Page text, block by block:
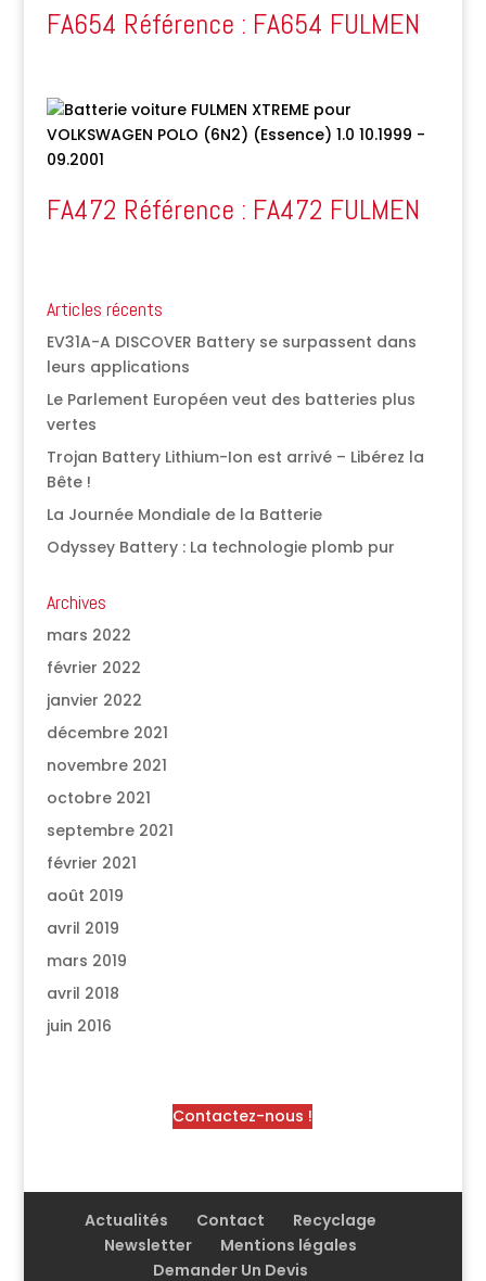
FA654 Référence : FA654 FULMEN
FA472 Référence : FA472 FULMEN
Articles récents
EV31A-A DISCOVER Battery se surpassent dans
leurs applications
Le Parlement Européen veut des batteries plus
vertes
Trojan Battery Lithium-Ion est arrivé – Libérez la
Bête !
La Journée Mondiale de la Batterie
Odyssey Battery : La technologie plomb pur
Archives
mars 2022
février 2022
janvier 2022
décembre 2021
novembre 2021
octobre 2021
septembre 2021
février 2021
août 2019
avril 2019
mars 2019
avril 2018
juin 2016
Contactez-nous !
Actualités Contact
Recyclage
Newsletter
Mentions légales
Demander Un Devis